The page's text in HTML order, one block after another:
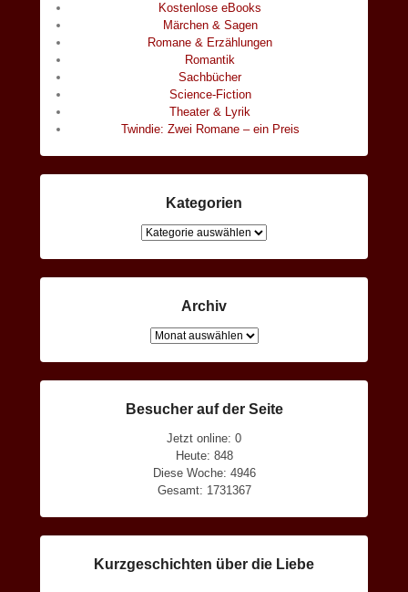
Kostenlose eBooks
Märchen & Sagen
Romane & Erzählungen
Romantik
Sachbücher
Science-Fiction
Theater & Lyrik
Twindie: Zwei Romane – ein Preis
Kategorien
Kategorien
Archiv
Archiv
Besucher auf der Seite
Jetzt online: 0
Heute: 848
Diese Woche: 4946
Gesamt: 1731367
Kurzgeschichten über die Liebe